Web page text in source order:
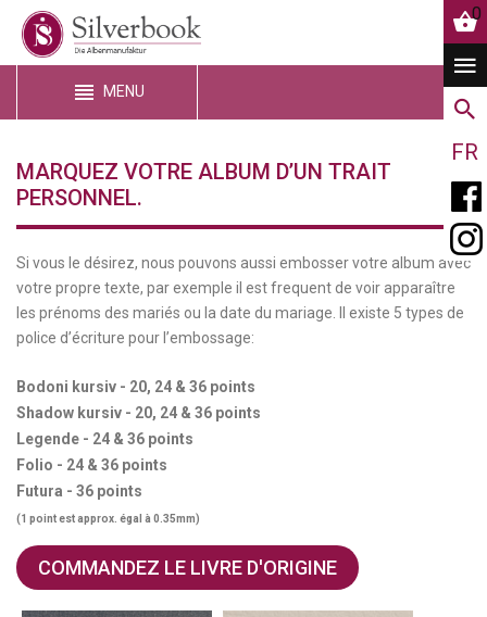
0
FR
MENU
MARQUEZ VOTRE ALBUM D’UN TRAIT
PERSONNEL.
Si vous le désirez, nous pouvons aussi embosser votre album avec
votre propre texte, par exemple il est frequent de voir apparaître
les prénoms des mariés ou la date du mariage. Il existe 5 types de
police d’écriture pour l’embossage:
Bodoni kursiv - 20, 24 & 36 points
Shadow kursiv - 20, 24 & 36 points
Legende - 24 & 36 points
Folio - 24 & 36 points
Futura - 36 points
(1 point est approx. égal à 0.35mm)
COMMANDEZ LE LIVRE D'ORIGINE